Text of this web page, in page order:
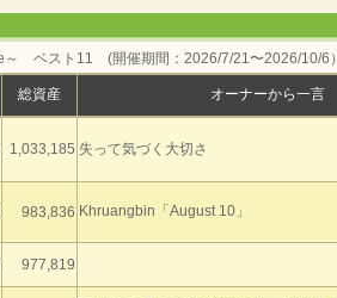
～ ベスト11 (開催期間：2026/7/21〜2026/10/6）
総資産 オーナーから一言
1,033,185 失って気づく大切さ
983,836 Khruangbin「August 10」
977,819